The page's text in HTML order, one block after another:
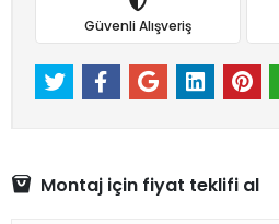
Güvenli Alışveriş
Montaj için fiyat teklifi al